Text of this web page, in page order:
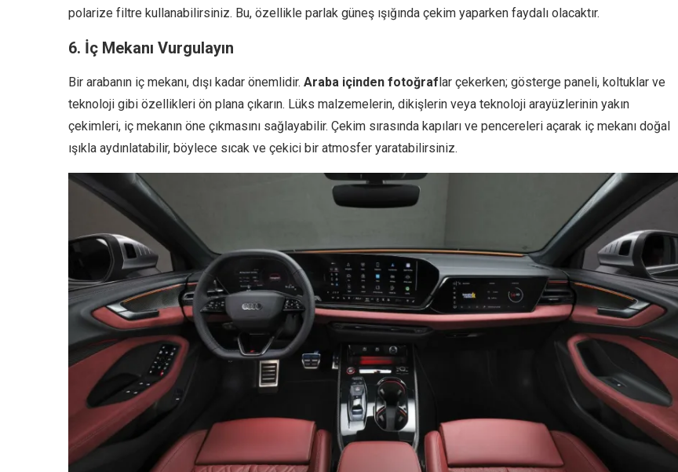
polarize filtre kullanabilirsiniz. Bu, özellikle parlak güneş ışığında çekim yaparken faydalı olacaktır.
6. İç Mekanı Vurgulayın
Bir arabanın iç mekanı, dışı kadar önemlidir. Araba içinden fotoğraf lar çekerken; gösterge paneli, koltuklar ve
teknoloji gibi özellikleri ön plana çıkarın. Lüks malzemelerin, dikişlerin veya teknoloji arayüzlerinin yakın
çekimleri, iç mekanın öne çıkmasını sağlayabilir. Çekim sırasında kapıları ve pencereleri açarak iç mekanı doğal
ışıkla aydınlatabilir, böylece sıcak ve çekici bir atmosfer yaratabilirsiniz.